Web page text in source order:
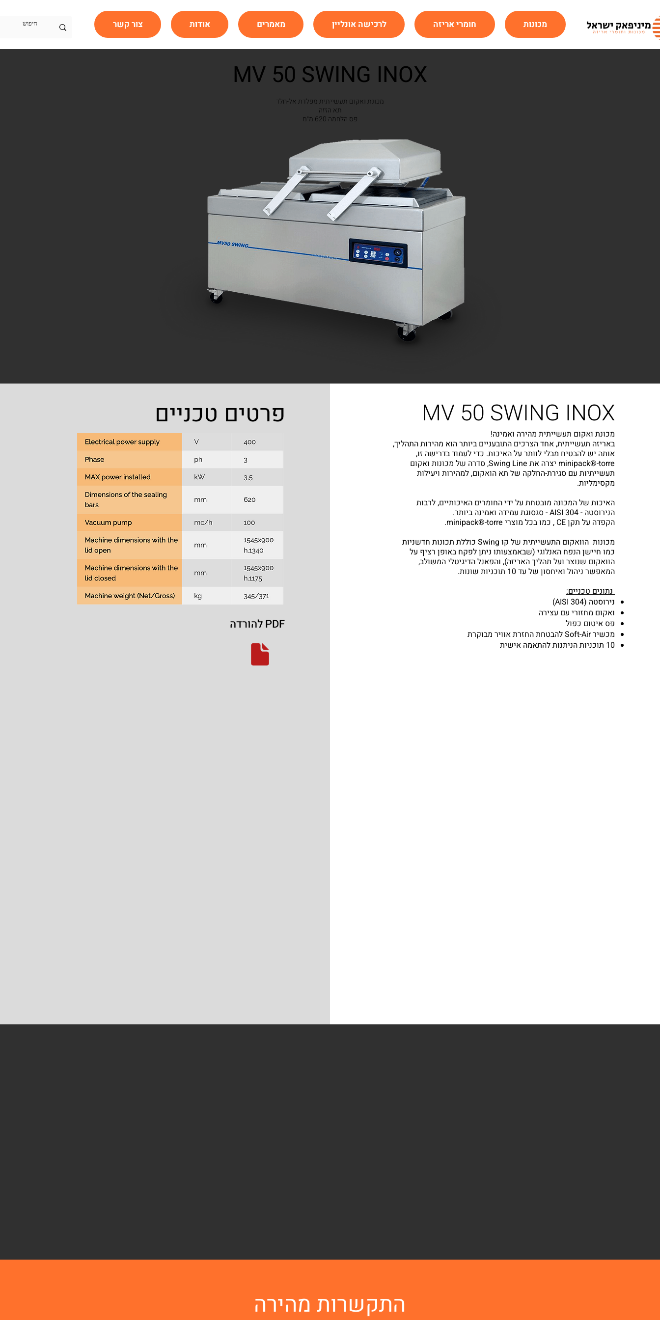
מכונות חומרי אריזה לרכישה אונליין מאמרים אודות צור קשר
MV 50 SWING INOX
מכונת ואקום תעשייתית מפלדת אל-חלד
תא הזזה
פס הלחמה 620 מ״מ
פרטים טכניים
להורדה PDF
MV 50 SWING INOX
מכונת ואקום תעשייתית מהירה ואמינה!
באריזה תעשייתית, אחד הצרכים התובעניים ביותר הוא מהירות התהליך,
אותה יש להבטיח מבלי לוותר על האיכות. כדי לעמוד בדרישה זו,
minipack®-torre יצרה את Swing Line, סדרה של מכונות ואקום
תעשייתיות עם סגירת-החלקה של תא הואקום, למהירות ויעילות
מקסימליות.
האיכות של המכונה מובטחת על ידי החומרים האיכותיים, לרבות
הנירוסטה - AISI 304 - סגסוגת עמידה ואמינה ביותר.
הקפדה על תקן CE , כמו בכל מוצרי minipack®-torre.
מכונות הוואקום התעשייתית של קו Swing כוללת תכונות חדשניות
כמו חיישן הנפח האנלוגי (שבאמצעותו ניתן לפקח באופן רציף על
הוואקום שנוצר ועל תהליך האריזה), והפאנל הדיגיטלי המשולב,
המאפשר ניהול ואיחסון של עד 10 תוכניות שונות.
נתונים טכניים:
נירוסטה (AISI 304)
ואקום מחזורי עם עצירה
פס איטום כפול
מכשיר Soft-Air להבטחת החזרת אוויר מבוקרת
10 תוכניות הניתנות להתאמה אישית
התקשרות מהירה